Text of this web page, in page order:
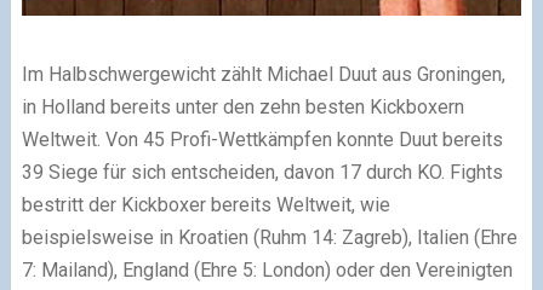
Im Halbschwergewicht zählt Michael Duut aus Groningen,
in Holland bereits unter den zehn besten Kickboxern
Weltweit. Von 45 Profi-Wettkämpfen konnte Duut bereits
39 Siege für sich entscheiden, davon 17 durch KO. Fights
bestritt der Kickboxer bereits Weltweit, wie
beispielsweise in Kroatien (Ruhm 14: Zagreb), Italien (Ehre
7: Mailand), England (Ehre 5: London) oder den Vereinigten